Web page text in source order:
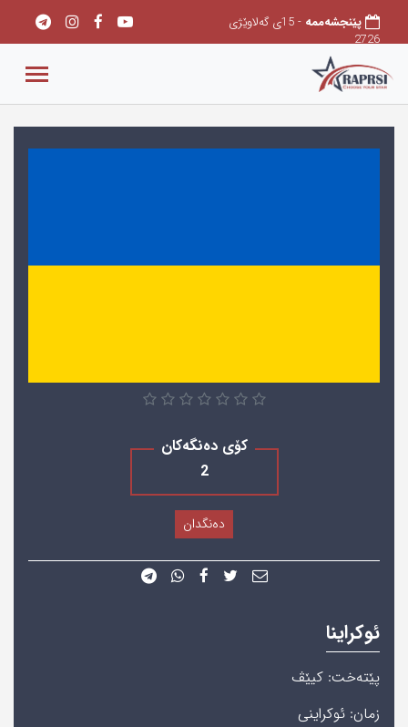
پێنجشەممه
- 15ی گەلاوێژی
2726
کۆی دەنگەکان
2
دەنگدان
ئوکراینا
پێته‌خت: کیێڤ
زمان: ئوکراینی